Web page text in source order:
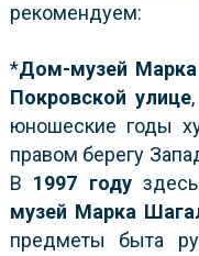
рекомендуем:
*Дом-музей
Покровской улице
юношеские годы
правом берегу
В 1997 году
музей Марка
предметы быта